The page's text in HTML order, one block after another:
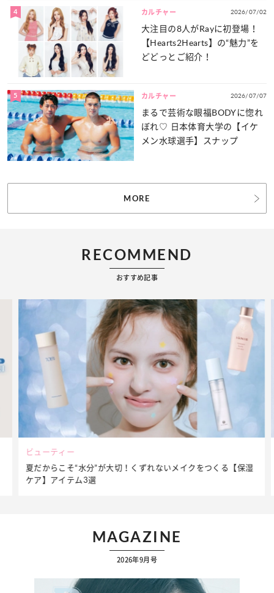
4 カルチャー 2026/07/02
大注目の8人がRayに初登場！
【Hearts2Hearts】の“魅力”を
どどっとご紹介！
5 カルチャー 2026/07/07
まるで芸術な眼福BODYに惚れ
ぼれ♡ 日本体育大学の【イケ
メン水球選手】スナップ
MORE
RECOMMEND
おすすめ記事
ビューティー
夏だからこそ“水分”が大切！くずれないメイクをつくる【保湿
ケア】アイテム3選
MAGAZINE
2026年9月号